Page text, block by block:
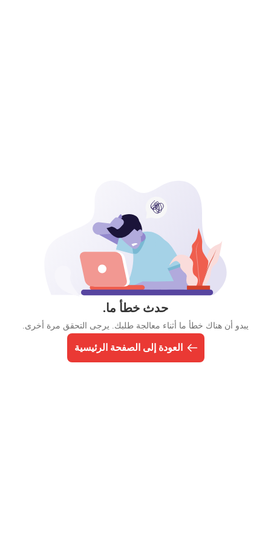
حدث خطأ ما.
يبدو أن هناك خطأ ما أثناء معالجة طلبك. يرجى التحقق مرة أخرى.
العودة إلى الصفحة الرئيسية